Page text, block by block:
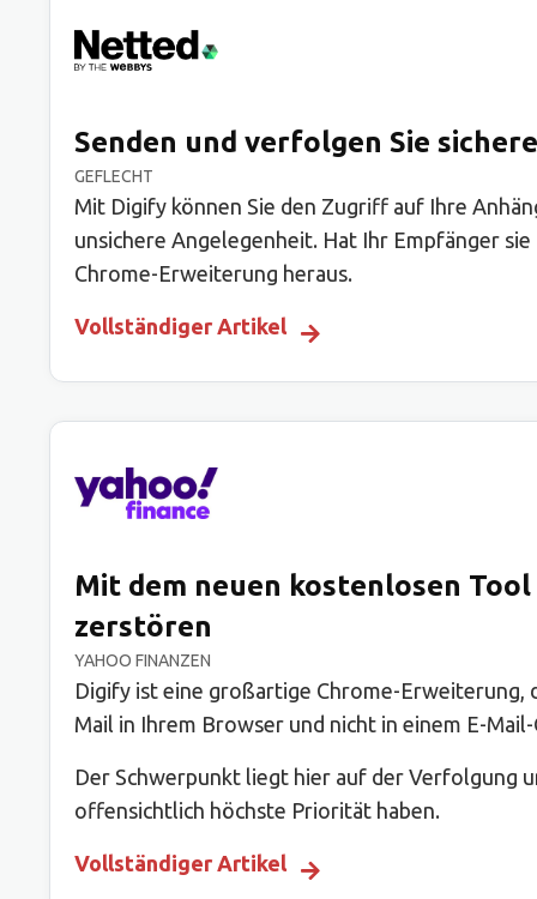
Senden und verfolgen Sie
GEFLECHT
Mit Digify können Sie den Zugriff auf Ihre
unsichere Angelegenheit. Hat Ihr Empfänger
Chrome-Erweiterung heraus.
Vollständiger Artikel
Mit dem neuen kostenlosen
zerstören
YAHOO FINANZEN
Digify ist eine großartige Chrome-Erweiterung,
Mail in Ihrem Browser und nicht in einem E-
Der Schwerpunkt liegt hier auf der Verfolgung
offensichtlich höchste Priorität haben.
Vollständiger Artikel